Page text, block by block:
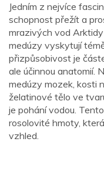
Jedním z nejvíce
schopnost přežít a
mrazivých vod
medúzy vyskytují
přizpůsobivost je
ale účinnou anatomií.
medúzy mozek, kosti
želatinové tělo ve
je pohání vodou.
rosolovité hmoty,
vzhled.